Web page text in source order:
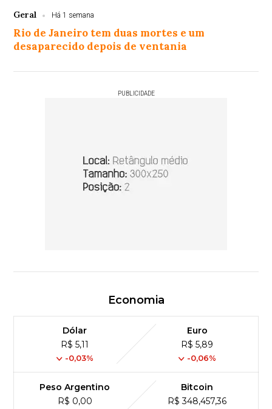
Geral Há 1 semana
Rio de Janeiro tem duas mortes e um
desaparecido depois de ventania
PUBLICIDADE
Economia
Dólar
R$ 5,11
-0,03%
Euro
R$ 5,89
-0,06%
Peso Argentino
R$ 0,00
Bitcoin
R$ 348,457,36